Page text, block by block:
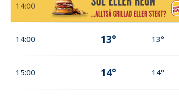
14:00
14:00 13° 13°
15:00 14° 14°